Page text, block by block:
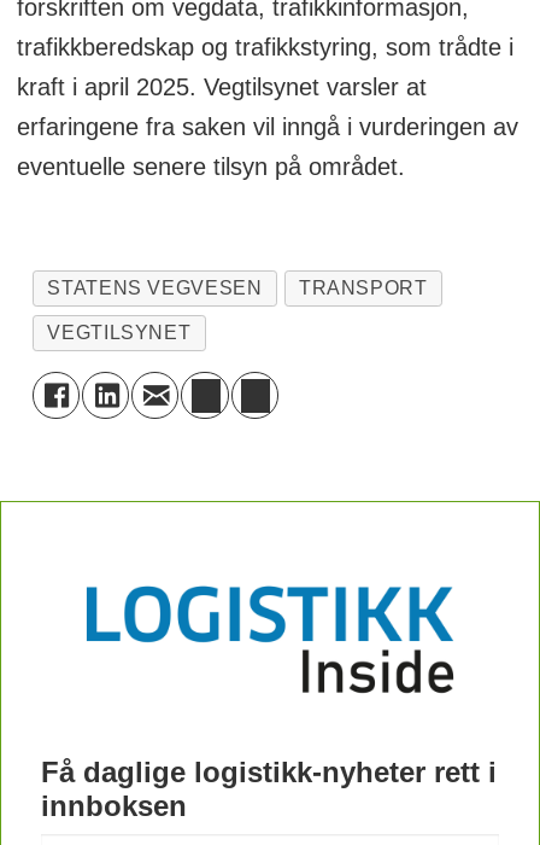
forskriften om vegdata, trafikkinformasjon,
trafikkberedskap og trafikkstyring, som trådte i
kraft i april 2025. Vegtilsynet varsler at
erfaringene fra saken vil inngå i vurderingen av
eventuelle senere tilsyn på området.
STATENS VEGVESEN TRANSPORT
VEGTILSYNET
Få daglige logistikk-nyheter rett i
innboksen